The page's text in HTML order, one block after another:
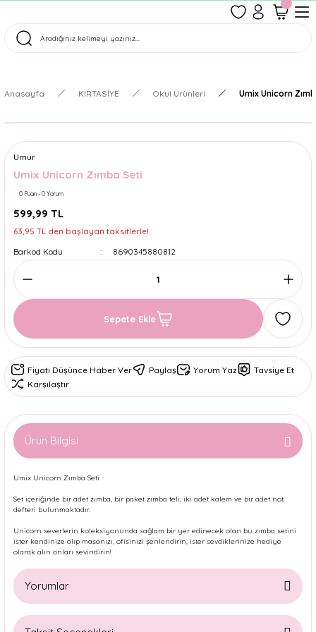
Tüm Siparişler Aynı Gün Kargoda!
Anasayfa KIRTASİYE Okul Ürünleri Umix Unicorn
Umur
Umix Unicorn Zımba Seti
0 Puan - 0 Yorum
599,99 TL
63,95 TL den başlayan taksitlerle!
Barkod Kodu
8690345880812
Sepete Ekle
Fiyatı Düşünce Haber Ver Paylaş Yorum Yaz
Tavsiye Et
Karşılaştır
Ürün Bilgisi
Umix Unicorn Zımba Seti
Set içeriğinde bir adet zımba, bir paket zımba teli, iki adet kalem ve bir adet not
defteri bulunmaktadır.
Unicorn severlerin koleksiyonunda sağlam bir yer edinecek olan bu zımba setini
ister kendinize alıp masanızı, ofisinizi şenlendirin, ister sevdiklerinize hediye
olarak alın onları sevindirin!
Yorumlar